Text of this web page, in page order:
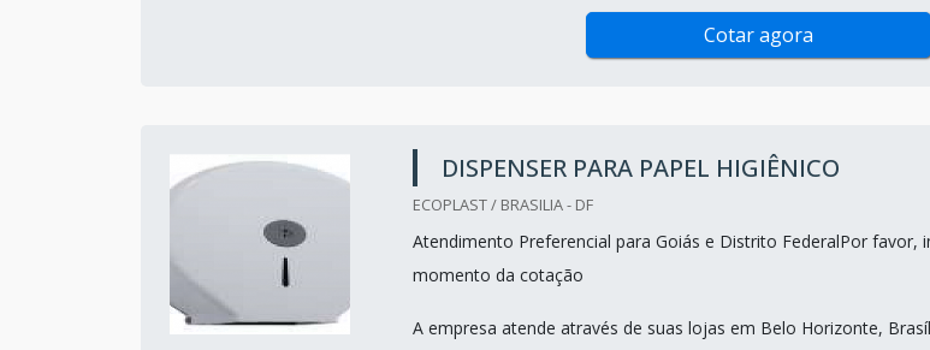
Cotar agora
DISPENSER PARA PAPEL HIGIÊNICO
ECOPLAST / BRASILIA - DF
Atendimento Preferencial para Goiás e Distrito FederalPor favor,
momento da cotação
A empresa atende através de suas lojas em Belo Horizonte,